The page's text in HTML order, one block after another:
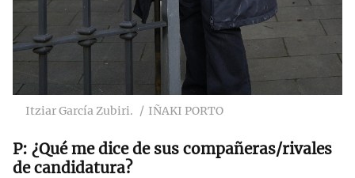
Itziar García Zubiri. IÑAKI PORTO
¿Qué me dice de sus compañeras/rivales
de candidatura?